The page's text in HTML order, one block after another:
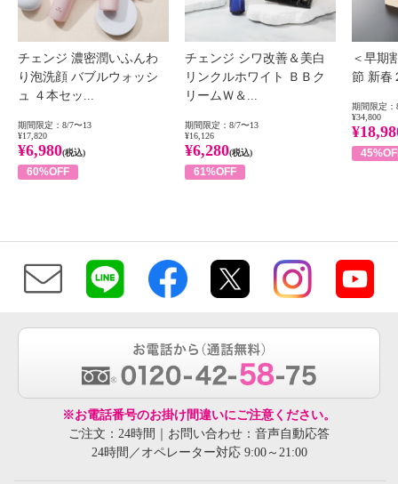
チェンジ 濃密潤いふんわ
り泡洗顔 バブルウォッシ
ュ ４本セッ...
期間限定：8/7〜13
¥17,820
¥6,980(税込)
60%OFF
チェンジ シワ改善＆美白
リンクルホワイト ＢＢク
リームＷ＆...
期間限定：8/7〜13
¥16,126
¥6,280(税込)
61%OFF
＜早期
節 新春
期間限定：
¥34,800
※お電話番号のお掛け間違いにご注意ください。
ご注文：24時間｜お問い合わせ：音声自動応答
24時間／オペレーター対応 9:00～21:00